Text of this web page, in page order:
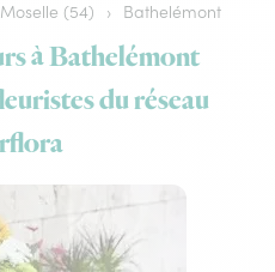
(54) › Bathelémont
à Bathelémont
du réseau